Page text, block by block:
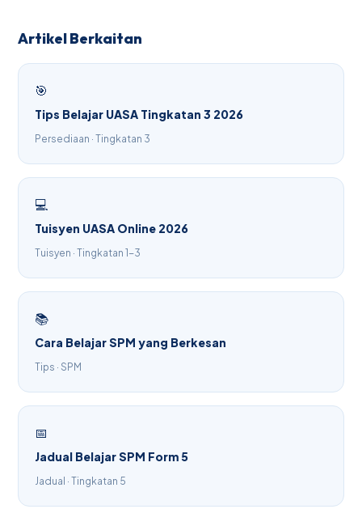
Artikel Berkaitan
🎯
Tips Belajar UASA Tingkatan 3 2026
Persediaan · Tingkatan 3
💻
Tuisyen UASA Online 2026
Tuisyen · Tingkatan 1-3
📚
Cara Belajar SPM yang Berkesan
Tips · SPM
📅
Jadual Belajar SPM Form 5
Jadual · Tingkatan 5